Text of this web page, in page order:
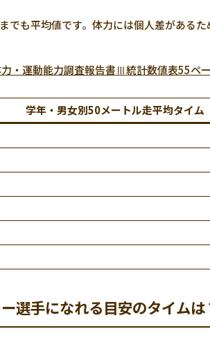
でも平均値です。体力には個人差がある
・運動能力調査報告書Ⅲ統計数値表55ペ
学年・男女別50メートル走平均タイム
選手になれる目安のタイムは